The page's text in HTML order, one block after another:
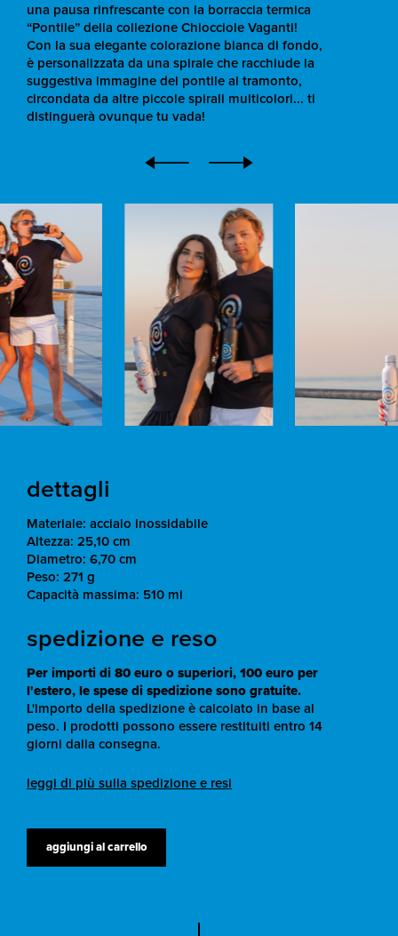
una pausa rinfrescante con la borraccia termica
“Pontile” della collezione Chiocciole Vaganti!
Con la sua elegante colorazione bianca di fondo,
è personalizzata da una spirale che racchiude la
suggestiva immagine del pontile al tramonto,
circondata da altre piccole spirali multicolori... ti
distinguerà ovunque tu vada!
dettagli
Materiale: acciaio inossidabile
Altezza: 25,10 cm
Diametro: 6,70 cm
Peso: 271 g
Capacità massima: 510 ml
spedizione e reso
Per importi di 80 euro o superiori, 100 euro per
l'estero, le spese di spedizione sono gratuite.
L'importo della spedizione è calcolato in base al
peso. I prodotti possono essere restituiti entro 14
giorni dalla consegna.
leggi di più sulla spedizione e resi
aggiungi al carrello